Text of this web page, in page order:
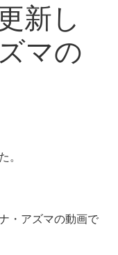
新し
マの
。
・アズマの動画で